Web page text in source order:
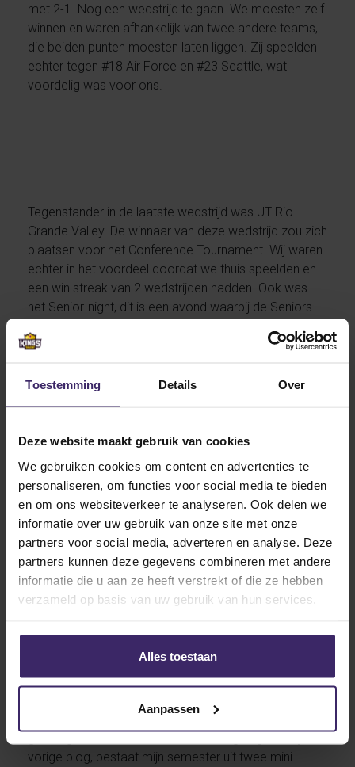
Toestemming Details Over
Deze website maakt gebruik van cookies
We gebruiken cookies om content en advertenties te
personaliseren, om functies voor social media te bieden
en om ons websiteverkeer te analyseren. Ook delen we
informatie over uw gebruik van onze site met onze
partners voor social media, adverteren en analyse. Deze
partners kunnen deze gegevens combineren met andere
informatie die u aan ze heeft verstrekt of die ze hebben
verzameld op basis van uw gebruik van hun services.
Alles toestaan
Aanpassen
met 2-1. Nog een wedstrijd te gaan. We moesten zelf
winnen en waren afhankelijk van twee andere teams,
die beiden punten moesten laten liggen. Zij speelden
echter tegen #18 Air Force en #23 Seattle, wat
voordelig was voor ons.
Tegenstander in de laatste wedstrijd was UT Rio
Grande Valley. De winnaar van deze wedstrijd zou zich
plaatsen voor het Conference Tournament. Wij waren
echter in het voordeel doordat we thuis speelden en
een win streak van 2 wedstrijden hadden. Ook was
het Senior-night, dit is een avond waarbij de Seniors
eigen publiek spelen. De meest beladen wedstrijd van
iedereen in het team had het gevoel dat we zouden
of verzuipen en dit leidde uiteindelijk tot een heerlijke
goal: 1-1 met nog 10 minuten op de klok. Zoals zo
typerend voor ons seizoen missen we daarna 2 grote
kansen en valt in de laatste minuut een goal aan de
andere kant. Grote teleurstelling, ook omdat het
wederom niet nodig was. Het seizoen zit er dus op
zonder een trip naar Vegas voor het Conference
Tournament.
Buiten al het voetballen heb ik ook nog school, wat
vorige blog, bestaat mijn semester uit twee mini-